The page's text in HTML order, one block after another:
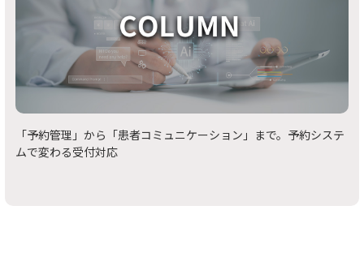
「予約管理」から「患者コミュニケーション」まで。予約システ
ムで変わる受付対応